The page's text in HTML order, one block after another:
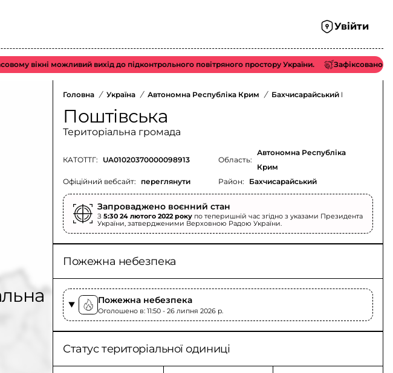
Увійти
можливий вихід до підконтрольного повітряного простору України. Зафіксовано виліт/
Головна / Україна / Автономна Республіка Крим / Бахчисарайський Район
Поштівська
Територіальна громада
КАТОТТГ: UA01020370000098913
Офіційний вебсайт: переглянути
Область:
Автономна Республіка
Крим
Район:
Бахчисарайський
Запроваджено воєнний стан
З5:30 24 лютого 2022 року по теперишній час згідно з указами Президента
України, затвердженими Верховною Радою України.
Пожежна небезпека
Пожежна небезпека
Оголошено в: 11:50 - 26 липня 2026 p.
Статус територіальної одиниці